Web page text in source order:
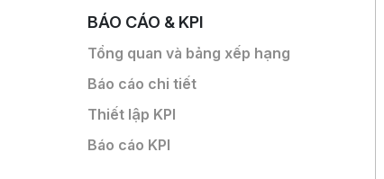
BÁO CÁO & KPI
Tổng quan và bảng xếp hạng
Báo cáo chi tiết
Thiết lập KPI
Báo cáo KPI